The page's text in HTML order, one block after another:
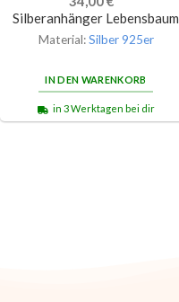
Silberanhänger Lebensbaum
Material:Silber 925er
IN DEN WARENKORB
in 3 Werktagen bei dir